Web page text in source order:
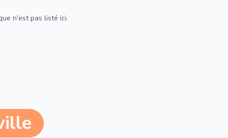
n'est pas listé ici.